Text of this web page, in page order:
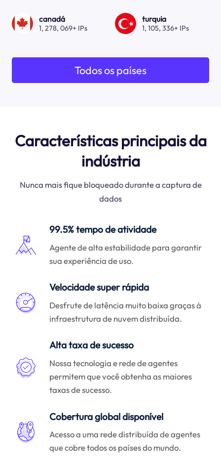
canadá
1, 278, 069+ IPs
turquia
1, 105, 336+ IPs
Todos os países
Características principais da
indústria
Nunca mais fique bloqueado durante a captura de
dados
99.5% tempo de atividade
Agente de alta estabilidade para garantir
sua experiência de uso.
Velocidade super rápida
Desfrute de latência muito baixa graças à
infraestrutura de nuvem distribuída.
Alta taxa de sucesso
Nossa tecnologia e rede de agentes
permitem que você obtenha as maiores
taxas de sucesso.
Cobertura global disponível
Acesso a uma rede distribuída de agentes
que cobre todos os países do mundo.